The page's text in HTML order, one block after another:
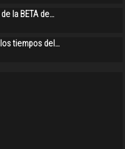
la BETA de…
tiempos del…